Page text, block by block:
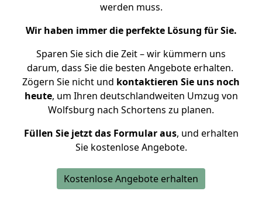
werden muss.
Wir haben immer die perfekte Lösung für Sie.
Sparen Sie sich die Zeit – wir kümmern uns
darum, dass Sie die besten Angebote erhalten.
Zögern Sie nicht und kontaktieren Sie uns noch
heute, um Ihren deutschlandweiten Umzug von
Wolfsburg nach Schortens zu planen.
Füllen Sie jetzt das Formular aus, und erhalten
Sie kostenlose Angebote.
Kostenlose Angebote erhalten